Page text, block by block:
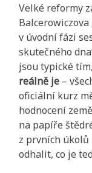
Velké reformy
Balcerowiczova
v úvodní fázi
skutečného
jsou typické
reálně je –
oficiální kurz
hodnocení
na papíře
z prvních
odhalit, co je